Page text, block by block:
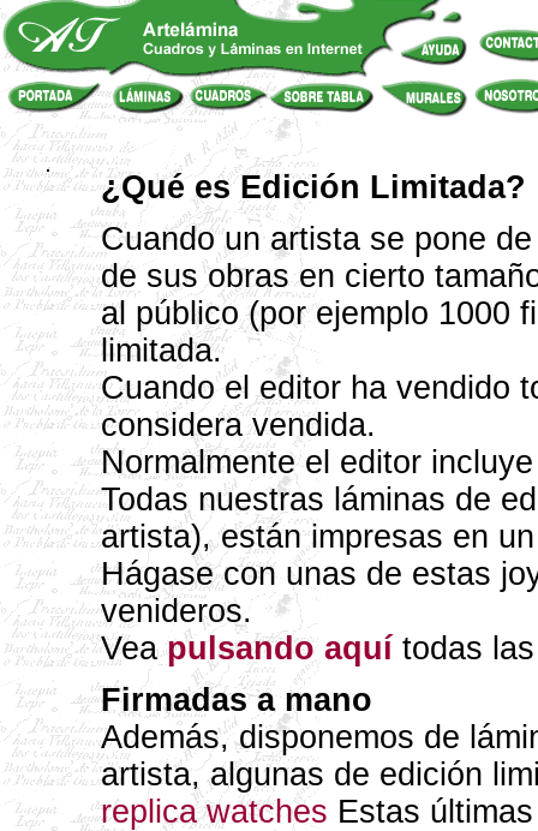
¿Qué es Edición Limitada?
Cuando un artista se pone
de sus obras en cierto
al público (por ejemplo 1000
limitada.
Cuando el editor ha vendido
considera vendida.
Normalmente el editor
Todas nuestras láminas de
artista), están impresas en
Hágase con unas de estas
venideros.
Veapulsando aquí todas
Firmadas a mano
Además, disponemos de
artista, algunas de edición
replica watches Estas